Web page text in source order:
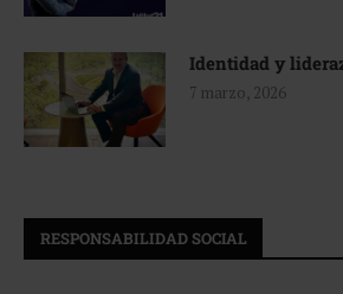
Identidad y
7 marzo, 2026
RESPONSABILIDAD SOCIAL